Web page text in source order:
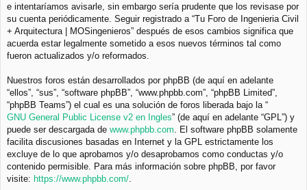
e intentaríamos avisarle, sin embargo sería prudente que los revisase por
su cuenta periódicamente. Seguir registrado a “Tu Foro de Ingenieria Civil
+ Arquitectura | MOSingenieros” después de esos cambios significa que
acuerda estar legalmente sometido a esos nuevos términos tal como
fueron actualizados y/o reformados.
Nuestros foros están desarrollados por phpBB (de aquí en adelante
“ellos”, “sus”, “software phpBB”, “www.phpbb.com”, “phpBB Limited”,
“phpBB Teams”) el cual es una solución de foros liberada bajo la “
GNU General Public License v2 en Ingles” (de aquí en adelante “GPL”) y
puede ser descargada de www.phpbb.com . El software phpBB solamente
facilita discusiones basadas en Internet y la GPL estrictamente los
excluye de lo que aprobamos y/o desaprobamos como conductas y/o
contenido permisible. Para más información sobre phpBB, por favor
visite: https://www.phpbb.com/